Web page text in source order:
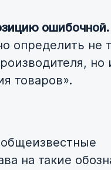
ошибочной.
определить не
но
товаров».
на такие